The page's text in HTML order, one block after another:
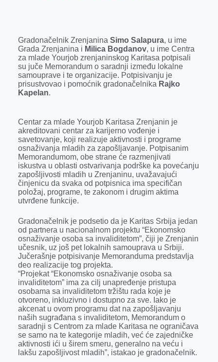
b
o
o
k
e
n
g
e
e
d
I
n
r
s
A
p
p
l
Gradonačelnik Zrenjanina Simo Salapura, u ime
Grada Zrenjanina i Milica Bogdanov, u ime Centra
za mlade Yourjob zrenjaninskog Karitasa potpisali
su juče Memorandum o saradnji između lokalne
samouprave i te organizacije. Potpisivanju je
prisustvovao i pomoćnik gradonačelnika Rajko
Kapelan.
Centar za mlade Yourjob Karitasa Zrenjanin je
akreditovani centar za karijerno vođenje i
savetovanje, koji realizuje aktivnosti i programe
osnaživanja mladih za zapošljavanje. Potpisanim
Memorandumom, obe strane će razmenjivati
iskustva u oblasti ostvarivanja podrške ka povećanju
zapošljivosti mladih u Zrenjaninu, uvažavajući
činjenicu da svaka od potpisnica ima specifičan
položaj, programe, te zakonom i drugim aktima
utvrđene funkcije.
Gradonačelnik je podsetio da je Karitas Srbija jedan
od partnera u nacionalnom projektu “Ekonomsko
osnaživanje osoba sa invaliditetom”, čiji je Zrenjanin
učesnik, uz još pet lokalnih samouprava u Srbiji.
Jučerašnje potpisivanje Memoranduma predstavlja
deo realizacije tog projekta.
“Projekat “Ekonomsko osnaživanje osoba sa
invaliditetom” ima za cilj unapređenje pristupa
osobama sa invaliditetom tržištu rada koje je
otvoreno, inkluzivno i dostupno za sve. Iako je
akcenat u ovom programu dat na zapošljavanju
naših sugrađana s invaliditetom, Memorandum o
saradnji s Centrom za mlade Karitasa ne ograničava
se samo na te kategorije mladih, već će zajedničke
aktivnosti ići u širem smeru, generalno na veću i
lakšu zapošljivost mladih”, istakao je gradonačelnik.